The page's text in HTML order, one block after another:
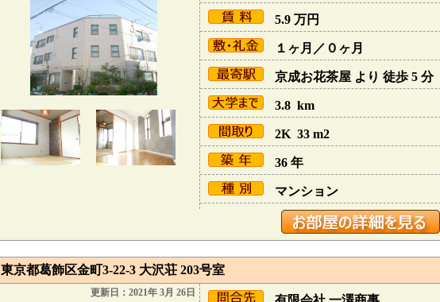
5.9 万円
１ヶ月／０ヶ月
京成お花茶屋 より 徒歩 5 分
3.8 km
2K 33 m2
36 年
マンション
東京都葛飾区金町3-22-3 大沢荘 203号室
更新日：2021年 3月 26日